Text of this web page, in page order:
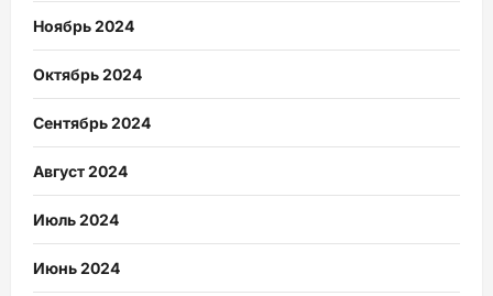
Ноябрь 2024
Октябрь 2024
Сентябрь 2024
Август 2024
Июль 2024
Июнь 2024